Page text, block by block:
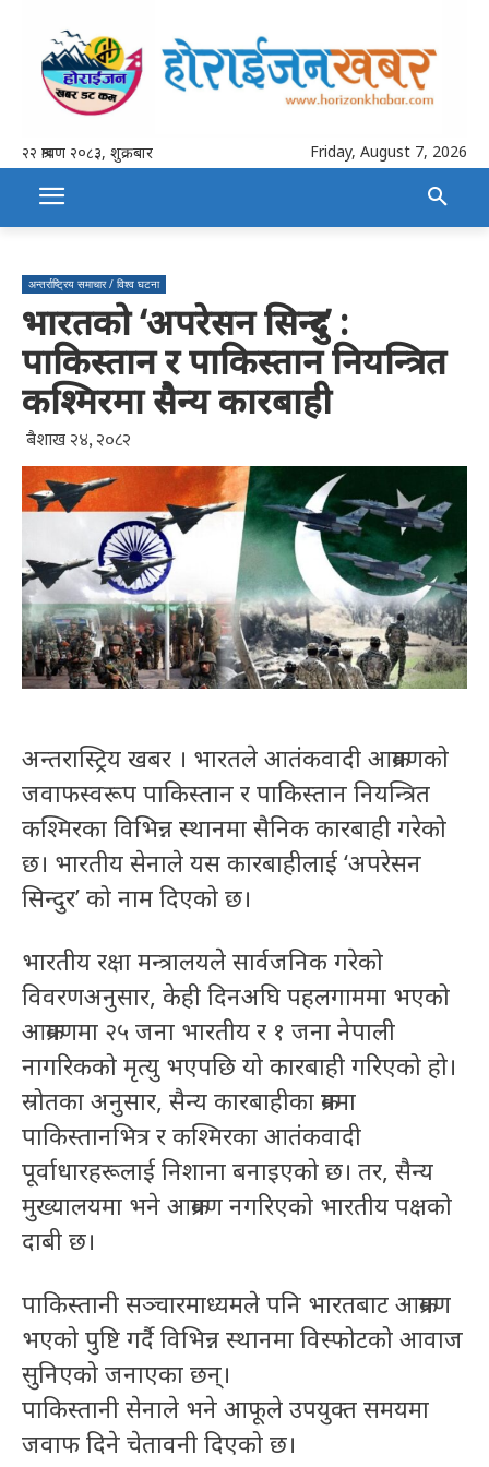
२२ श्रावण २०८३, शुक्रबार Friday, August 7, 2026
अन्तर्राष्ट्रिय समाचार / विश्व घटना
भारतको ‘अपरेसन सिन्दुर’ :
पाकिस्तान र पाकिस्तान नियन्त्रित
कश्मिरमा सैन्य कारबाही
बैशाख २४, २०८२
अन्तरास्ट्रिय खबर । भारतले आतंकवादी आक्रमणको
जवाफस्वरूप पाकिस्तान र पाकिस्तान नियन्त्रित
कश्मिरका विभिन्न स्थानमा सैनिक कारबाही गरेको
छ। भारतीय सेनाले यस कारबाहीलाई ‘अपरेसन
सिन्दुर’ को नाम दिएको छ।
भारतीय रक्षा मन्त्रालयले सार्वजनिक गरेको
विवरणअनुसार, केही दिनअघि पहलगाममा भएको
आक्रमणमा २५ जना भारतीय र १ जना नेपाली
नागरिकको मृत्यु भएपछि यो कारबाही गरिएको हो।
स्रोतका अनुसार, सैन्य कारबाहीका क्रममा
पाकिस्तानभित्र र कश्मिरका आतंकवादी
पूर्वाधारहरूलाई निशाना बनाइएको छ। तर, सैन्य
मुख्यालयमा भने आक्रमण नगरिएको भारतीय पक्षको
दाबी छ।
पाकिस्तानी सञ्चारमाध्यमले पनि भारतबाट आक्रमण
भएको पुष्टि गर्दै विभिन्न स्थानमा विस्फोटको आवाज
सुनिएको जनाएका छन्।
पाकिस्तानी सेनाले भने आफूले उपयुक्त समयमा
जवाफ दिने चेतावनी दिएको छ।